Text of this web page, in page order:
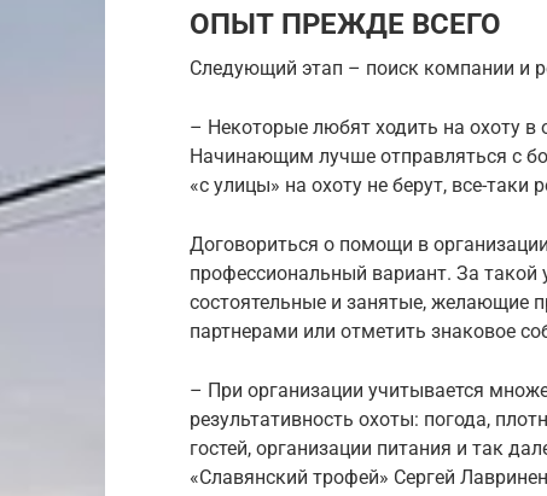
ОПЫТ ПРЕЖДЕ ВСЕГО
Следующий этап – поиск компании и
– Некоторые любят ходить на охоту в
Начинающим лучше отправляться с
«с улицы» на охоту не берут, все-таки
Договориться о помощи в
профессиональный вариант. За
состоятельные и занятые, желающие
партнерами или отметить знаковое
– При организации учитывается
результативность охоты: погода,
гостей, организации питания и так
«Славянский трофей» Сергей